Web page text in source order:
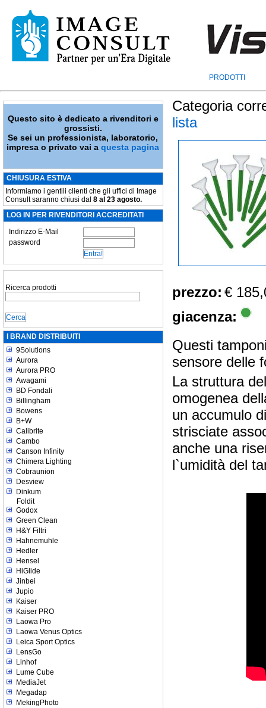
PRODOTTI
Questo sito è dedicato a rivenditori e
grossisti.
Se sei un professionista, laboratorio,
impresa o privato vai aquesta pagina
CHIUSURA ESTIVA
Informiamo i gentili clienti che gli uffici di Image
Consult saranno chiusi dal 8 al 23 agosto.
LOG IN PER RIVENDITORI ACCREDITATI
Indirizzo E-Mail
password
Ricerca prodotti
I BRAND DISTRIBUITI
9Solutions
Aurora
Aurora PRO
Awagami
BD Fondali
Billingham
Bowens
B+W
Calibrite
Cambo
Canson Infinity
Chimera Lighting
Cobraunion
Desview
Dinkum
Foldit
Godox
Green Clean
H&Y Filtri
Hahnemuhle
Hedler
Hensel
HiGlide
Jinbei
Jupio
Kaiser
Kaiser PRO
Laowa Pro
Laowa Venus Optics
Leica Sport Optics
LensGo
Linhof
Lume Cube
MediaJet
Megadap
MekingPhoto
Categoria
lista
prezzo: €
giacenza:
Questi
sensore delle
La struttura
omogenea
un accumulo
strisciate
anche una
l`umidità del